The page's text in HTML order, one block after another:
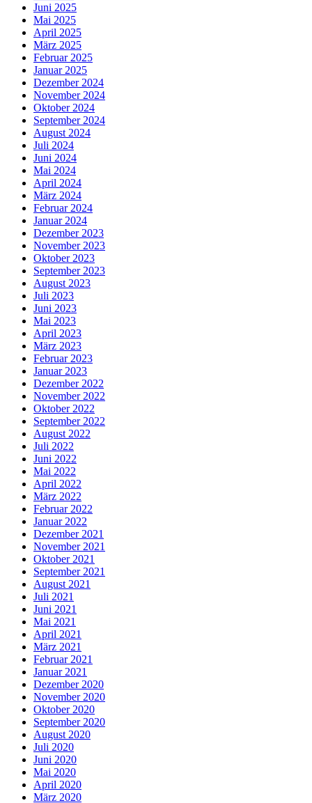
Juni 2025
Mai 2025
April 2025
März 2025
Februar 2025
Januar 2025
Dezember 2024
November 2024
Oktober 2024
September 2024
August 2024
Juli 2024
Juni 2024
Mai 2024
April 2024
März 2024
Februar 2024
Januar 2024
Dezember 2023
November 2023
Oktober 2023
September 2023
August 2023
Juli 2023
Juni 2023
Mai 2023
April 2023
März 2023
Februar 2023
Januar 2023
Dezember 2022
November 2022
Oktober 2022
September 2022
August 2022
Juli 2022
Juni 2022
Mai 2022
April 2022
März 2022
Februar 2022
Januar 2022
Dezember 2021
November 2021
Oktober 2021
September 2021
August 2021
Juli 2021
Juni 2021
Mai 2021
April 2021
März 2021
Februar 2021
Januar 2021
Dezember 2020
November 2020
Oktober 2020
September 2020
August 2020
Juli 2020
Juni 2020
Mai 2020
April 2020
März 2020